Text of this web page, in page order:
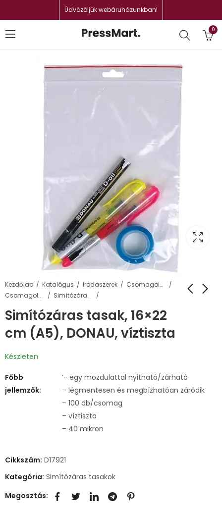
Üdvözöljük webáruházunkban!
0
Kezdőlap Katalógus Irodaszerek
Csomagolás, tárolás
Csomagoló tasakok, táskák
Simítózáras tasakok
Simítózáras tasak, 16×22
cm (A5), DONAU, víztiszta
Készleten
Főbb
jellemzők:
‘- egy mozdulattal nyitható/zárható
– légmentesen és megbízhatóan záródik
– 100 db/csomag
– víztiszta
– 40 mikron
Cikkszám: D17921
Kategória: Simítózáras tasakok
Megosztás: